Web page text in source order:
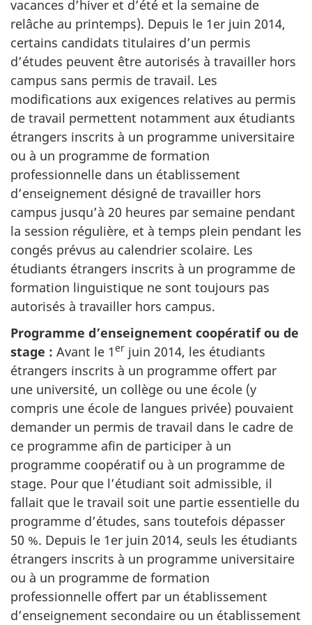
vacances d’hiver et d’été et la semaine de
relâche au printemps). Depuis le 1er juin 2014,
certains candidats titulaires d’un permis
d’études peuvent être autorisés à travailler hors
campus sans permis de travail. Les
modifications aux exigences relatives au permis
de travail permettent notamment aux étudiants
étrangers inscrits à un programme universitaire
ou à un programme de formation
professionnelle dans un établissement
d’enseignement désigné de travailler hors
campus jusqu’à 20 heures par semaine pendant
la session régulière, et à temps plein pendant les
congés prévus au calendrier scolaire. Les
étudiants étrangers inscrits à un programme de
formation linguistique ne sont toujours pas
autorisés à travailler hors campus.
Programme d’enseignement coopératif ou de
stage : Avant le 1er juin 2014, les étudiants
étrangers inscrits à un programme offert par
une université, un collège ou une école (y
compris une école de langues privée) pouvaient
demander un permis de travail dans le cadre de
ce programme afin de participer à un
programme coopératif ou à un programme de
stage. Pour que l’étudiant soit admissible, il
fallait que le travail soit une partie essentielle du
programme d’études, sans toutefois dépasser
50 %. Depuis le 1er juin 2014, seuls les étudiants
étrangers inscrits à un programme universitaire
ou à un programme de formation
professionnelle offert par un établissement
d’enseignement secondaire ou un établissement